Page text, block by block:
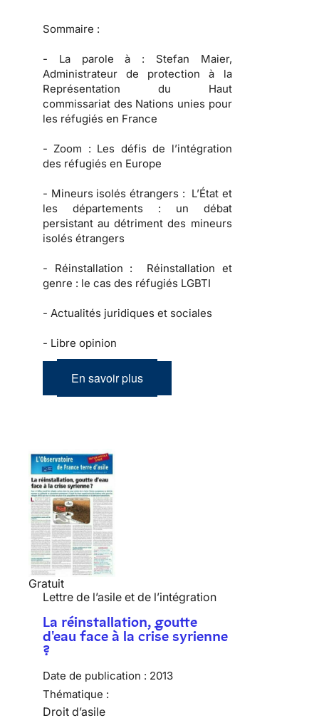
Sommaire :
- La parole à : Stefan Maier,
Administrateur de protection à la
Représentation du Haut
commissariat des Nations unies pour
les réfugiés en France
- Zoom : Les défis de l’intégration
des réfugiés en Europe
- Mineurs isolés étrangers : L’État et
les départements : un débat
persistant au détriment des mineurs
isolés étrangers
- Réinstallation : Réinstallation et
genre : le cas des réfugiés LGBTI
- Actualités juridiques et sociales
- Libre opinion
En savoir plus
Gratuit
Lettre de l’asile et de l’intégration
La réinstallation, goutte
d'eau face à la crise syrienne
?
Date de publication : 2013
Thématique :
Droit d’asile